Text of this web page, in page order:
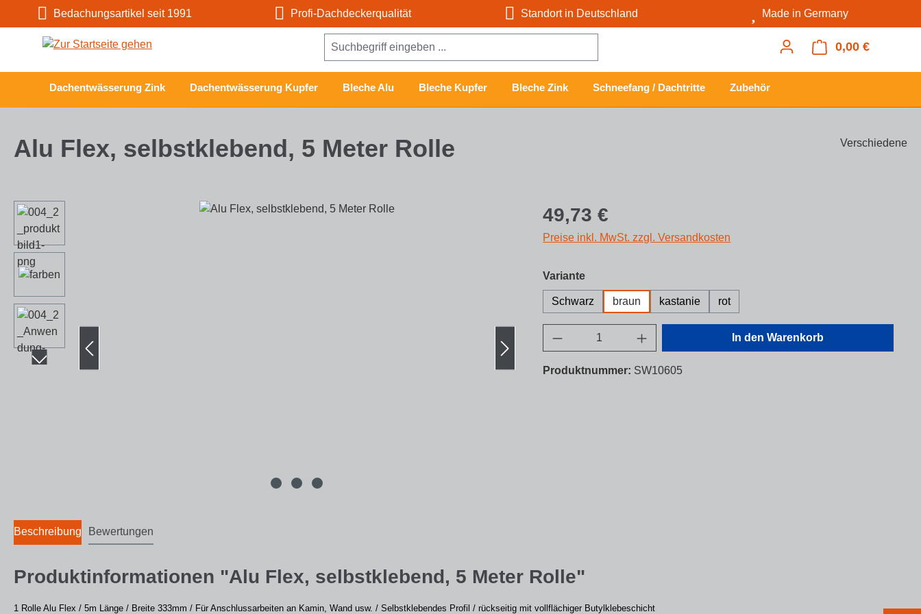
Hauptinhalt springen
Zur Suche springen
Zur Hauptnavigation springen
Bedachungsartikel seit 1991 Profi-Dachdeckerqualität Standort in Deutschland Made in Germany
0,00 €
Dachentwässerung Zink Dachentwässerung Kupfer Bleche Alu Bleche Kupfer Bleche Zink Schneefang / Dachtritte Zubehör
Alu Flex, selbstklebend, 5 Meter Rolle Verschiedene
Bildergalerie überspringen Regulärer Preis:
49,73 €
Preise inkl. MwSt. zzgl. Versandkosten
Varianteauswählen
Schwarz braun kastanie rot
Produkt Anzahl: Gib den gewünschten Wert ein
In den Warenkorb
Produktnummer: SW10605
Beschreibung Bewertungen
Produktinformationen "Alu Flex, selbstklebend, 5 Meter Rolle"
1 Rolle Alu Flex / 5m Länge / Breite 333mm / Für Anschlussarbeiten an Kamin, Wand usw. / Selbstklebendes Profil / rückseitig mit vollflächiger Butylklebeschicht